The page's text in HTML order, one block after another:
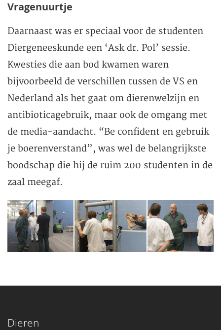
Vragenuurtje
Daarnaast was er speciaal voor de studenten
Diergeneeskunde een ‘Ask dr. Pol’ sessie.
Kwesties die aan bod kwamen waren
bijvoorbeeld de verschillen tussen de VS en
Nederland als het gaat om dierenwelzijn en
antibioticagebruik, maar ook de omgang met
de media-aandacht. “Be confident en gebruik
je boerenverstand”, was wel de belangrijkste
boodschap die hij de ruim 200 studenten in de
zaal meegaf.
Dieren